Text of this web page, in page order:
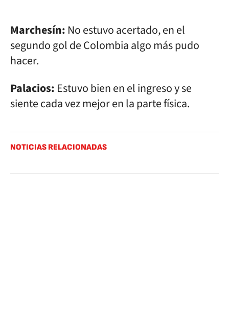
Marchesín: No estuvo acertado, en el
segundo gol de Colombia algo más pudo
hacer.
Palacios: Estuvo bien en el ingreso y se
siente cada vez mejor en la parte física.
NOTICIAS RELACIONADAS